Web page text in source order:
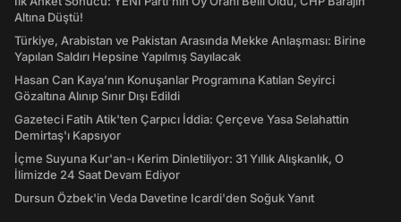
Altına Düştü!
Türkiye, Arabistan ve Pakistan Arasında Mekke Anlaşması: Birine
Yapılan Saldırı Hepsine Yapılmış Sayılacak
Hasan Can Kaya’nın Konuşanlar Programına Katılan Seyirci
Gözaltına Alınıp Sınır Dışı Edildi
Gazeteci Fatih Atik'ten Çarpıcı İddia: Çerçeve Yasa Selahattin
Demirtaş'ı Kapsıyor
İçme Suyuna Kur'an-ı Kerim Dinletiliyor: 31 Yıllık Alışkanlık, O
İlimizde 24 Saat Devam Ediyor
Dursun Özbek'in Veda Davetine Icardi'den Soğuk Yanıt